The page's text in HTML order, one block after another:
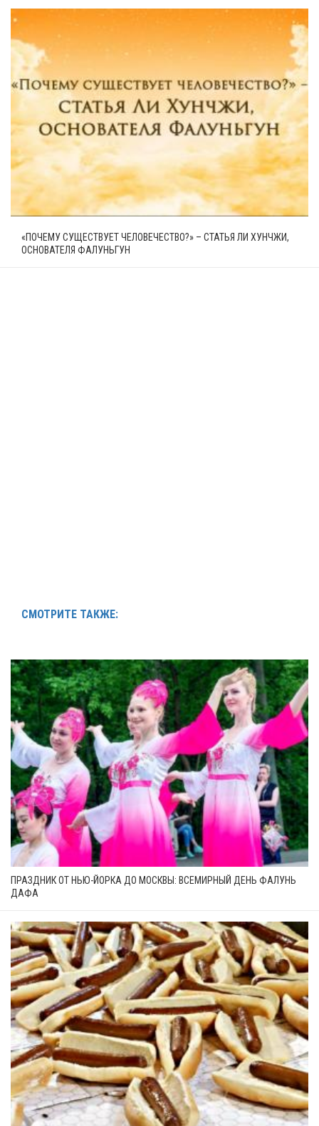
«ПОЧЕМУ СУЩЕСТВУЕТ ЧЕЛОВЕЧЕСТВО?» – СТАТЬЯ ЛИ ХУНЧЖИ,
ОСНОВАТЕЛЯ ФАЛУНЬГУН
СМОТРИТЕ ТАКЖЕ:
ПРАЗДНИК ОТ НЬЮ-ЙОРКА ДО МОСКВЫ: ВСЕМИРНЫЙ ДЕНЬ ФАЛУНЬ
ДАФА